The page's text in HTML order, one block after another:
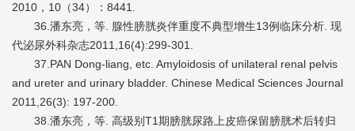
2010，10（34）：8441.
36.潘东亮，等. 腺性膀胱炎伴重度不典型增生13例临床分析. 现
代泌尿外科杂志2011,16(4):299-301.
37.PAN Dong-liang, etc. Amyloidosis of unilateral renal pelvis
and ureter and urinary bladder. Chinese Medical Sciences Journal
2011,26(3): 197-200.
38.潘东亮，等. 高级别T1期膀胱尿路上皮癌保留膀胱术后转归